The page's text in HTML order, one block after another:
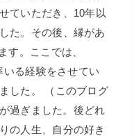
ていただき、10年以
た。その後、縁があ
す。ここでは、
る経験をさせてい
した。 （このブログ
過ぎました。後どれ
の人生、自分の好き